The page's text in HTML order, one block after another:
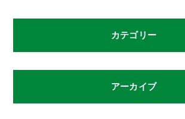
カテゴリー
アーカイブ